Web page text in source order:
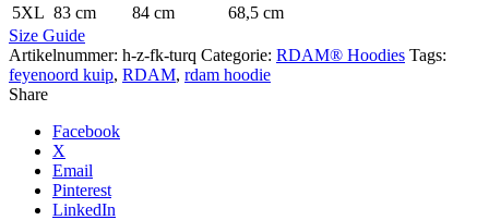
5XL 83 cm 84 cm
68,5 cm
Size Guide
Artikelnummer: h-z-fk-turq Categorie: RDAM® Hoodies Tags:
feyenoord kuip, RDAM, rdam hoodie
Share
Facebook
X
Email
Pinterest
LinkedIn